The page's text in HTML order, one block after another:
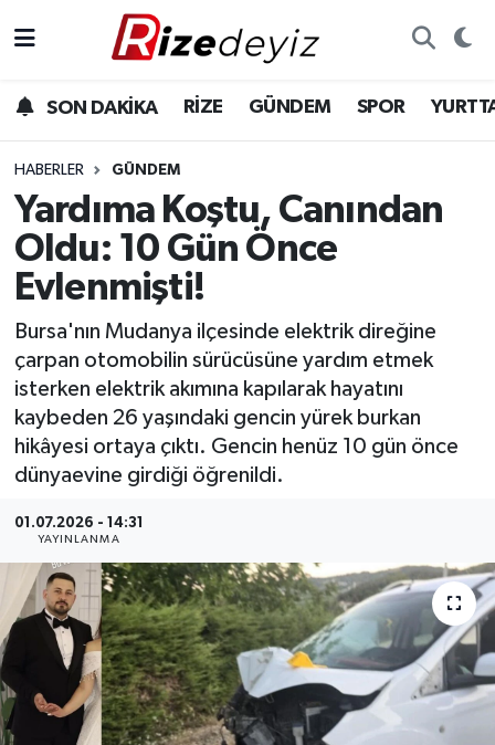
SON DAKİKA RİZE GÜNDEM SPOR
HABERLER GÜNDEM
Yardıma Koştu, Canından
Oldu: 10 Gün Önce
Evlenmişti!
Bursa'nın Mudanya ilçesinde elektrik direğine
çarpan otomobilin sürücüsüne yardım etmek
isterken elektrik akımına kapılarak hayatını
kaybeden 26 yaşındaki gencin yürek burkan
hikâyesi ortaya çıktı. Gencin henüz 10 gün önce
dünyaevine girdiği öğrenildi.
01.07.2026 - 14:31
YAYINLANMA
Gündem
Yurttan Haberler
Ekonomi
Sağlık
Rize Hava Durumu
Rize Namaz Vakitleri
Rize Trafik Yoğunluk Haritası
Süper Lig Puan Durumu ve Fikstür
Tüm Manşetler
Son Dakika Haberleri
Haber Arşivi